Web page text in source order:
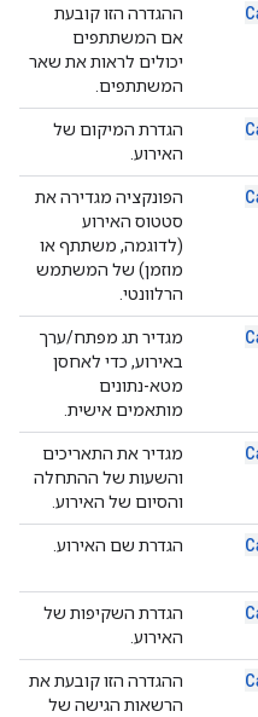
ההגדרה הזו קובעת
אם המשתתפים
יכולים לראות את שאר
המשתתפים.
הגדרת המיקום של
האירוע.
הפונקציה מגדירה את
סטטוס האירוע
(לדוגמה, משתתף או
מוזמן) של המשתמש
הרלוונטי.
מגדיר תג מפתח/ערך
באירוע, כדי לאחסן
מטא-נתונים
מותאמים אישית.
מגדיר את התאריכים
והשעות של ההתחלה
והסיום של האירוע.
הגדרת שם האירוע.
הגדרת השקיפות של
האירוע.
ההגדרה הזו קובעת את
הרשאות הגישה של